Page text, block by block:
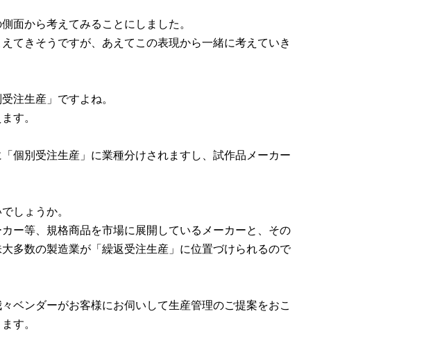
面から考えてみることにしました。
てきそうですが、あえてこの表現から一緒に考えていき
注生産」ですよね。
す。
個別受注生産」に業種分けされますし、試作品メーカー
しょうか。
ー等、規格商品を市場に展開しているメーカーと、その
多数の製造業が「繰返受注生産」に位置づけられるので
ベンダーがお客様にお伺いして生産管理のご提案をおこ
す。